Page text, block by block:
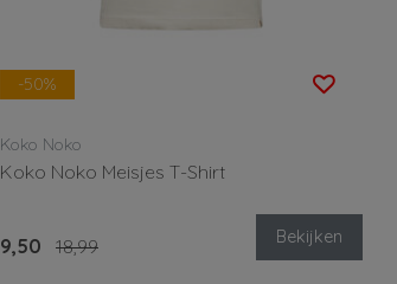
-50%
Koko Noko
Koko Noko Meisjes T-Shirt
9,50 18,99 Bekijken